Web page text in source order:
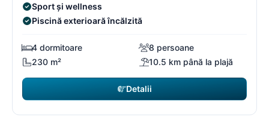
Sport și wellness
Piscină exterioară încălzită
4 dormitoare
8 persoane
230 m²
10.5 km până la plajă
Detalii